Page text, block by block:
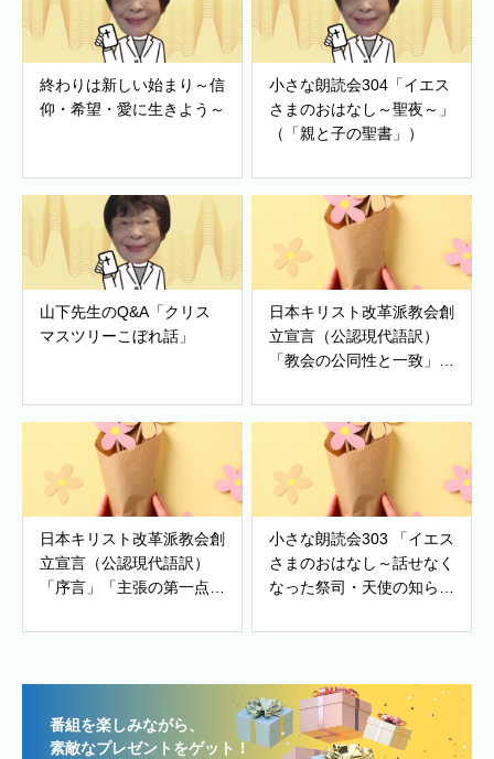
終わりは新しい始まり～信
仰・希望・愛に生きよう～
小さな朗読会304「イエス
さまのおはなし～聖夜～」
（「親と子の聖書」）
山下先生のQ&A「クリス
マスツリーこぼれ話」
日本キリスト改革派教会創
立宣言（公認現代語訳）
「教会の公同性と一致」
望」
日本キリスト改革派教会創
立宣言（公認現代語訳）
「序言」「主張の第一点～
「主張の第ニ点～信仰告
小さな朗読会303 「イエス
さまのおはなし～話せなく
なった祭司・天使の知ら
番組を楽しみながら、
素敵なプレゼントをゲット！